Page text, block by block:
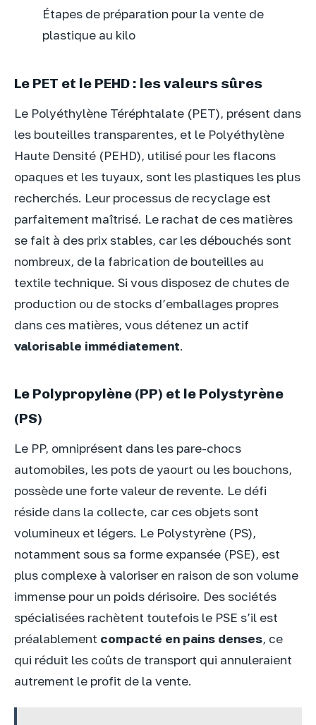
Étapes de préparation pour la vente de
plastique au kilo
Le PET et le PEHD : les valeurs sûres
Le Polyéthylène Téréphtalate (PET), présent dans
les bouteilles transparentes, et le Polyéthylène
Haute Densité (PEHD), utilisé pour les flacons
opaques et les tuyaux, sont les plastiques les plus
recherchés. Leur processus de recyclage est
parfaitement maîtrisé. Le rachat de ces matières
se fait à des prix stables, car les débouchés sont
nombreux, de la fabrication de bouteilles au
textile technique. Si vous disposez de chutes de
production ou de stocks d’emballages propres
dans ces matières, vous détenez un actif
valorisable immédiatement.
Le Polypropylène (PP) et le Polystyrène
(PS)
Le PP, omniprésent dans les pare-chocs
automobiles, les pots de yaourt ou les bouchons,
possède une forte valeur de revente. Le défi
réside dans la collecte, car ces objets sont
volumineux et légers. Le Polystyrène (PS),
notamment sous sa forme expansée (PSE), est
plus complexe à valoriser en raison de son volume
immense pour un poids dérisoire. Des sociétés
spécialisées rachètent toutefois le PSE s’il est
préalablement compacté en pains denses, ce
qui réduit les coûts de transport qui annuleraient
autrement le profit de la vente.